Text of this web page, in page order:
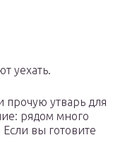
уехать.
утварь для
рядом много
вы готовите